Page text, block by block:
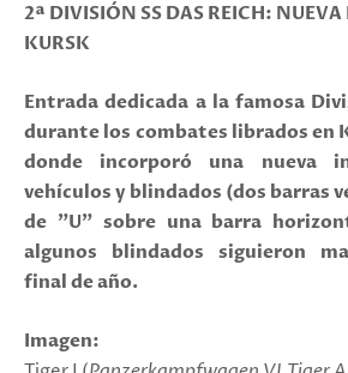
2ª DIVISIÓN SS DAS REICH:
KURSK
Entrada dedicada a la famosa
durante los combates librados en
donde incorporó una nueva
vehículos y blindados (dos barras
de "U" sobre una barra
algunos blindados siguieron
final de año.
Imagen: